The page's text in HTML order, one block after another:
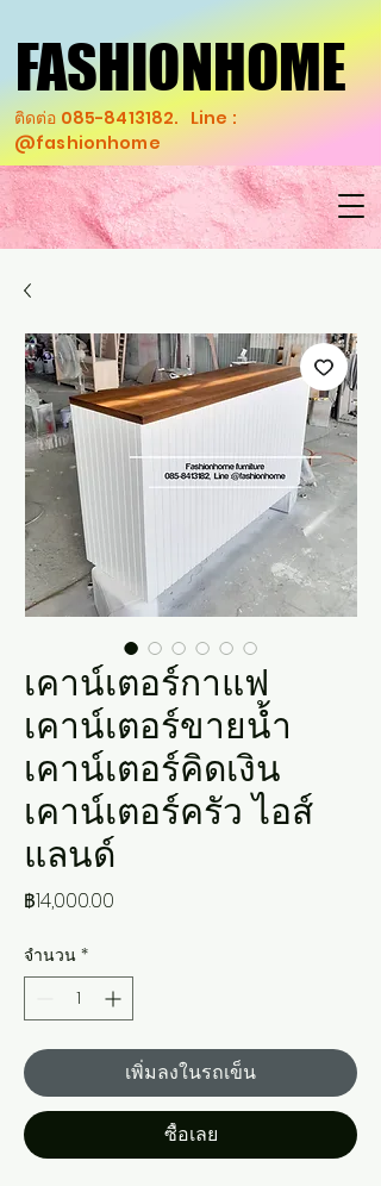
FASHIONHOME
FASHIONHOME
ติดต่อ 085-8413182. Line :
@fashionhome
เคาน์เตอร์กาแฟ
เคาน์เตอร์ขายน้ำ
เคาน์เตอร์คิดเงิน
เคาน์เตอร์ครัว ไอส์
แลนด์
฿14,000.00
จำนวน *
เพิ่มลงในรถเข็น
ซื้อเลย